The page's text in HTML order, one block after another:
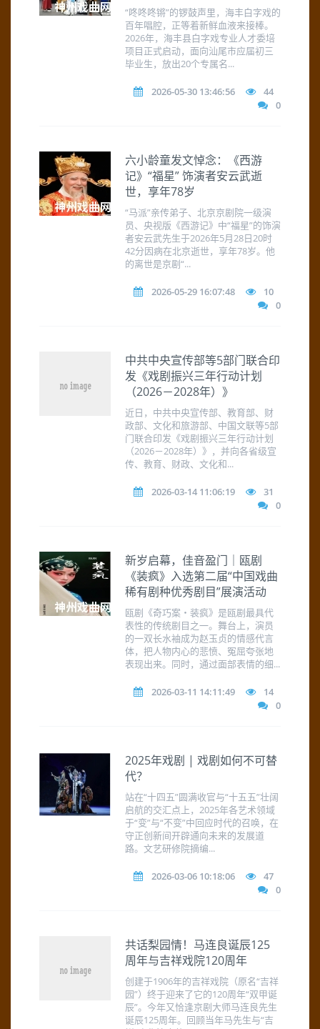
“咚咚咚锵”的锣鼓声里，海丰白字戏的
百年唱腔，正等着新鲜血液来接棒。
2026年，海丰县白字戏专业人才委培
项目正式启动，面向汕尾市应届初三
毕业生，放出20个专属名...
2026-05-30 13:46:56
44
0
六小龄童发文悼念：《西游
记》“福星” 饰演者安云武逝
世，享年78岁
“马派”亲传弟子、北京京剧院一级演
员、央视版《西游记》中“福星”的饰演
者安云武先生于2026年5月28日20时
42分因病在北京逝世，享年78岁。他
的离世是京剧“...
2026-05-29 16:07:48
10
0
中共中央宣传部等5部门联合印
发《戏剧振兴三年行动计划
（2026－2028年）》
近日，中共中央宣传部、教育部、财
政部、文化和旅游部、中国文联等5部
门联合印发《戏剧振兴三年行动计划
（2026－2028年）》，并向各省级宣
传、教育、财政、文化和...
2026-03-14 11:06:19
31
0
新岁启幕，佳音盈门｜瓯剧
《装疯》入选第二届“中国戏曲
稀有剧种优秀剧目”展演活动
瓯剧《奇巧案・装疯》是瓯剧最具代
表性的传统剧目之一。舞台上，演员
的一双长水袖成为赵玉贞的情感代言
体，把人物内心的悲愤、冤屈夸张地
表现出来。同时，通过面部表情的细...
2026-03-11 14:11:49
14
0
2025年戏剧 | 戏剧如何不可替
代？
站在“十四五”圆满收官与“十五五”壮阔
启航的交汇点上，2025年各艺术领域
于“变”与“不变”中回应时代的召唤，在
守正创新间开辟通向未来的发展道
路。文艺研修院摘编...
2026-03-06 10:18:06
47
0
共话梨园情！马连良诞辰125
周年与吉祥戏院120周年
创建于1906年的吉祥戏院（原名“吉祥
园”）终于迎来了它的120周年“双甲诞
辰”。今年又恰逢京剧大师马连良先生
诞辰125周年。回顾当年马先生与“吉